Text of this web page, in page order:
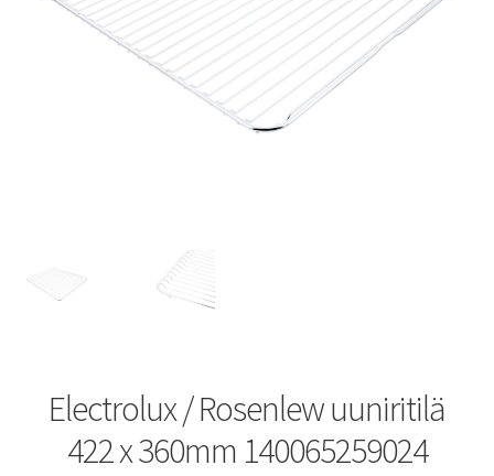
Electrolux / Rosenlew uuniritilä
422 x 360mm 140065259024